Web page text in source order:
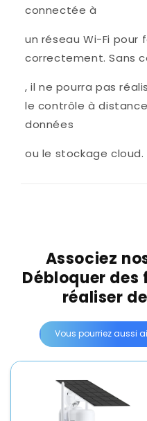
connectée à
un réseau Wi-Fi pour
correctement. Sans
, il ne pourra pas
le contrôle à
données
ou le stockage cloud.
Associez
Débloquer
réaliser
Vous pourriez aussi